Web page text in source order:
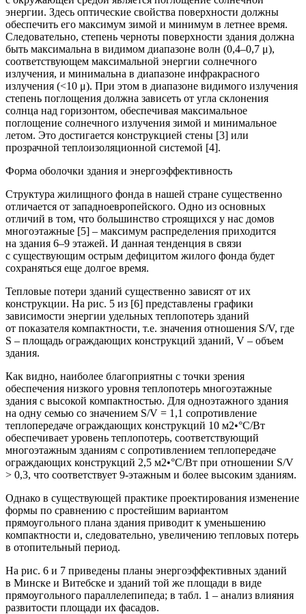
энергии. Здесь оптические свойства поверхности должны
обеспечить его максимум зимой и минимум в летнее время.
Следовательно, степень черноты поверхности здания должна
быть максимальна в видимом диапазоне волн (0,4–0,7 μ),
соответствующем максимальной энергии солнечного
излучения, и минимальна в диапазоне инфракрасного
излучения (<10 μ). При этом в диапазоне видимого излучения
степень поглощения должна зависеть от угла склонения
солнца над горизонтом, обеспечивая максимальное
поглощение солнечного излучения зимой и минимальное
летом. Это достигается конструкцией стены [3] или
прозрачной теплоизоляционной системой [4].
Форма оболочки здания и энергоэффективность
Структура жилищного фонда в нашей стране существенно
отличается от западноевропейского. Одно из основных
отличий в том, что большинство строящихся у нас домов
многоэтажные [5] – максимум распределения приходится
на здания 6–9 этажей. И данная тенденция в связи
с существующим острым дефицитом жилого фонда будет
сохраняться еще долгое время.
Тепловые потери зданий существенно зависят от их
конструкции. На рис. 5 из [6] представлены графики
зависимости энергии удельных теплопотерь зданий
от показателя компактности, т.е. значения отношения S/V, где
S – площадь ограждающих конструкций зданий, V – объем
здания.
Как видно, наиболее благоприятны с точки зрения
обеспечения низкого уровня теплопотерь многоэтажные
здания с высокой компактностью. Для одноэтажного здания
на одну семью со значением S/V = 1,1 сопротивление
теплопередаче ограждающих конструкций 10 м2•°С/Вт
обеспечивает уровень теплопотерь, соответствующий
многоэтажным зданиям с сопротивлением теплопередаче
ограждающих конструкций 2,5 м2•°С/Вт при отношении S/V
> 0,3, что соответствует 9-этажным и более высоким зданиям.
Однако в существующей практике проектирования изменение
формы по сравнению с простейшим вариантом
прямоугольного плана здания приводит к уменьшению
компактности и, следовательно, увеличению тепловых потерь
в отопительный период.
На рис. 6 и 7 приведены планы энергоэффективных зданий
в Минске и Витебске и зданий той же площади в виде
прямоугольного параллелепипеда; в табл. 1 – анализ влияния
развитости площади их фасадов.